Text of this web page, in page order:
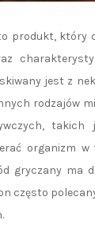
produkt, który
jest z
rodzajów
organizm
gryczany ma
często